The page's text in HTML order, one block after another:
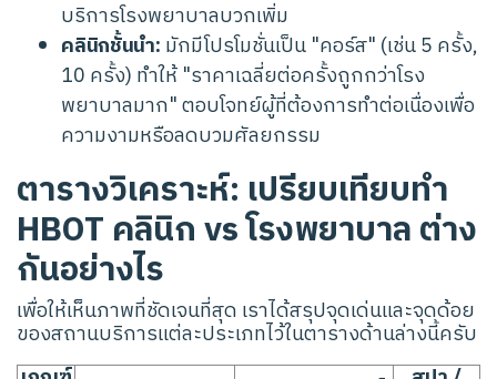
บริการโรงพยาบาลบวกเพิ่ม
คลินิกชั้นนำ: มักมีโปรโมชั่นเป็น "คอร์ส" (เช่น 5 ครั้ง,
10 ครั้ง) ทำให้ "ราคาเฉลี่ยต่อครั้งถูกกว่าโรง
พยาบาลมาก" ตอบโจทย์ผู้ที่ต้องการทำต่อเนื่องเพื่อ
ความงามหรือลดบวมศัลยกรรม
ตารางวิเคราะห์: เปรียบเทียบทำ
HBOT คลินิก vs โรงพยาบาล ต่าง
กันอย่างไร
เพื่อให้เห็นภาพที่ชัดเจนที่สุด เราได้สรุปจุดเด่นและจุดด้อย
ของสถานบริการแต่ละประเภทไว้ในตารางด้านล่างนี้ครับ